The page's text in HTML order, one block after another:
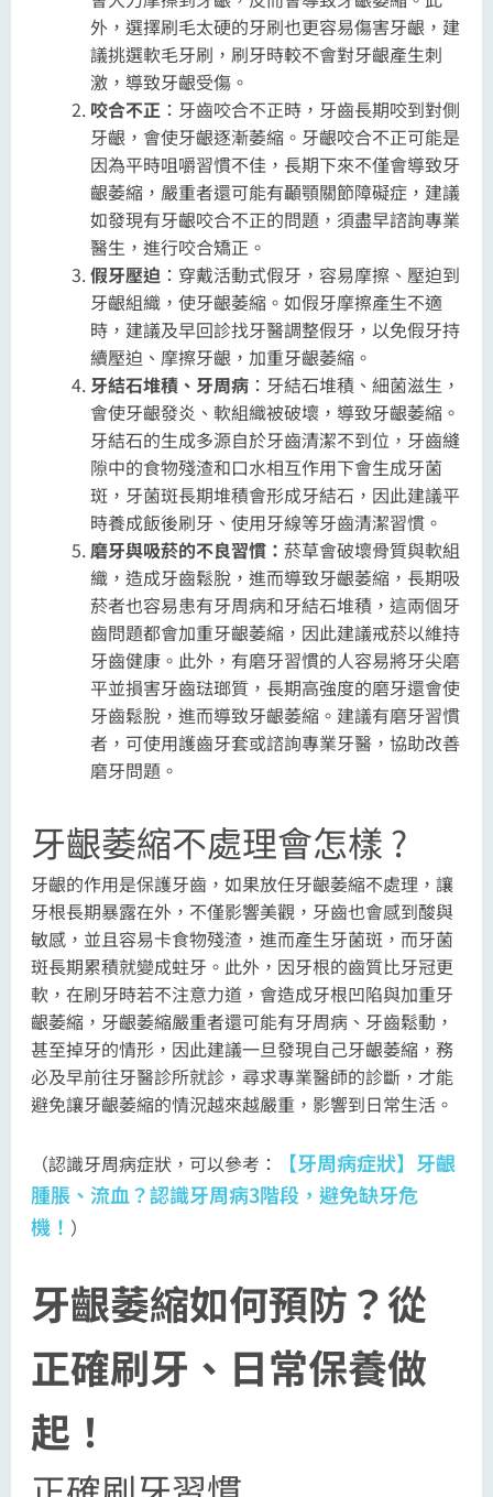
外，選擇刷毛太硬的牙刷也更容易傷害牙齦，建
議挑選軟毛牙刷，刷牙時較不會對牙齦產生刺
激，導致牙齦受傷。
咬合不正：牙齒咬合不正時，牙齒長期咬到對側
牙齦，會使牙齦逐漸萎縮。牙齦咬合不正可能是
因為平時咀嚼習慣不佳，長期下來不僅會導致牙
齦萎縮，嚴重者還可能有顳顎關節障礙症，建議
如發現有牙齦咬合不正的問題，須盡早諮詢專業
醫生，進行咬合矯正。
假牙壓迫：穿戴活動式假牙，容易摩擦、壓迫到
牙齦組織，使牙齦萎縮。如假牙摩擦產生不適
時，建議及早回診找牙醫調整假牙，以免假牙持
續壓迫、摩擦牙齦，加重牙齦萎縮。
牙結石堆積、牙周病：牙結石堆積、細菌滋生，
會使牙齦發炎、軟組織被破壞，導致牙齦萎縮。
牙結石的生成多源自於牙齒清潔不到位，牙齒縫
隙中的食物殘渣和口水相互作用下會生成牙菌
斑，牙菌斑長期堆積會形成牙結石，因此建議平
時養成飯後刷牙、使用牙線等牙齒清潔習慣。
磨牙與吸菸的不良習慣： 菸草會破壞骨質與軟組
織，造成牙齒鬆脫，進而導致牙齦萎縮，長期吸
菸者也容易患有牙周病和牙結石堆積，這兩個牙
齒問題都會加重牙齦萎縮，因此建議戒菸以維持
牙齒健康。此外，有磨牙習慣的人容易將牙尖磨
平並損害牙齒琺瑯質，長期高強度的磨牙還會使
牙齒鬆脫，進而導致牙齦萎縮。建議有磨牙習慣
者，可使用護齒牙套或諮詢專業牙醫，協助改善
磨牙問題。
牙齦萎縮不處理會怎樣 ?
牙齦的作用是保護牙齒，如果放任牙齦萎縮不處理，讓
牙根長期暴露在外，不僅影響美觀，牙齒也會感到酸與
敏感，並且容易卡食物殘渣，進而產生牙菌斑，而牙菌
斑長期累積就變成蛀牙。此外，因牙根的齒質比牙冠更
軟，在刷牙時若不注意力道，會造成牙根凹陷與加重牙
齦萎縮，牙齦萎縮嚴重者還可能有牙周病、牙齒鬆動，
甚至掉牙的情形，因此建議一旦發現自己牙齦萎縮，務
必及早前往牙醫診所就診，尋求專業醫師的診斷，才能
避免讓牙齦萎縮的情況越來越嚴重，影響到日常生活。
（認識牙周病症狀，可以參考：
【牙周病症狀】牙齦
腫脹、流血？認識牙周病3階段，避免缺牙危
機！ ）
牙齦萎縮如何預防？從
正確刷牙、日常保養做
起！